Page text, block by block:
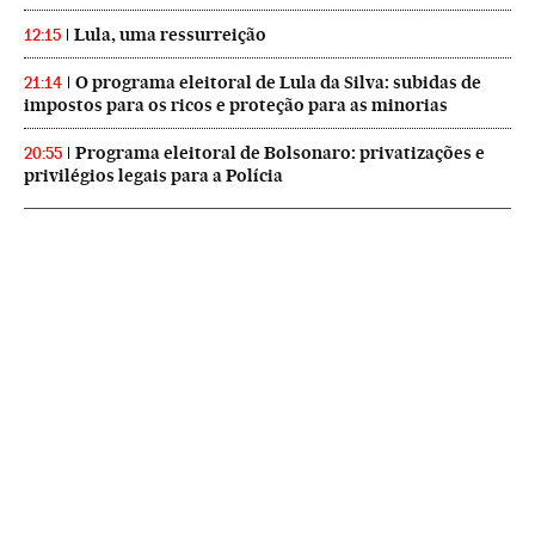
12:15 Lula, uma ressurreição
21:14
O programa eleitoral de Lula da Silva: subidas de
impostos para os ricos e proteção para as minorias
20:55
Programa eleitoral de Bolsonaro: privatizações e
privilégios legais para a Polícia